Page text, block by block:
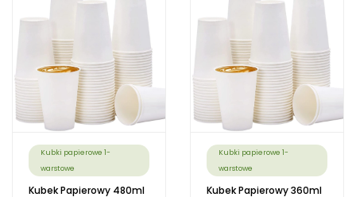
Kubki papierowe 1-
warstowe
Kubek Papierowy 480ml
Kubki papierowe 1-
warstowe
Kubek Papierowy 360ml